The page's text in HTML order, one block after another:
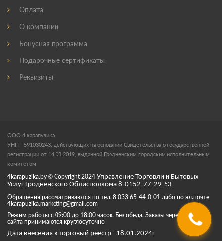
Оплата
О компании
Бонусная программа
Подарочные сертификаты
Реквизиты
ООО 4 карапузика
УНП - 591030243, действующих на основании Свидетельства о государственной
регистрации от 14.03.2019, выданной Гродненским городским исполнительным
комитетом
4karapuzika.by © Copyright 2024 Управление Торговли и Бытовых
Услуг Гродненского Облисполкома 8-0152-77-29-53
Обращения рассматриваются по тел. 8 033 65-44-0-01 либо по эл.почте
4karapuzika.marketing@gmail.com
Режим работы с 09:00 до 18:00 часов. Без обеда. Заказы через корзину
сайта принимаются круглосуточно
Дата внесения в торговый реестр - 18.01.2024г